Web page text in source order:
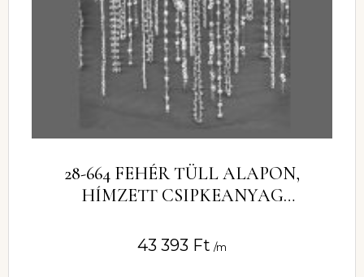
28-664 FEHÉR TÜLL ALAPON,
HÍMZETT CSIPKEANYAG
43 393 Ft /m